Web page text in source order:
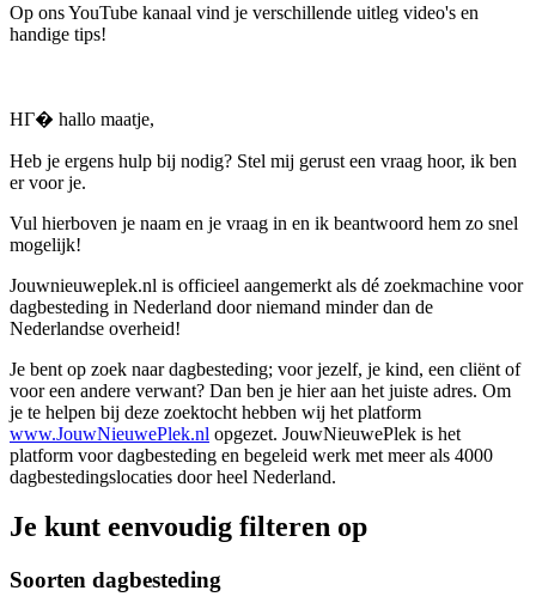
Op ons YouTube kanaal vind je verschillende uitleg video's en
handige tips!
HГ� hallo maatje,
Heb je ergens hulp bij nodig? Stel mij gerust een vraag hoor, ik ben
er voor je.
Vul hierboven je naam en je vraag in en ik beantwoord hem zo snel
mogelijk!
Jouwnieuweplek.nl is officieel aangemerkt als dé zoekmachine voor
dagbesteding in Nederland door niemand minder dan de
Nederlandse overheid!
Je bent op zoek naar dagbesteding; voor jezelf, je kind, een cliënt of
voor een andere verwant? Dan ben je hier aan het juiste adres. Om
je te helpen bij deze zoektocht hebben wij het platform
www.JouwNieuwePlek.nl opgezet. JouwNieuwePlek is het
platform voor dagbesteding en begeleid werk met meer als 4000
dagbestedingslocaties door heel Nederland.
Je kunt eenvoudig filteren op
Soorten dagbesteding